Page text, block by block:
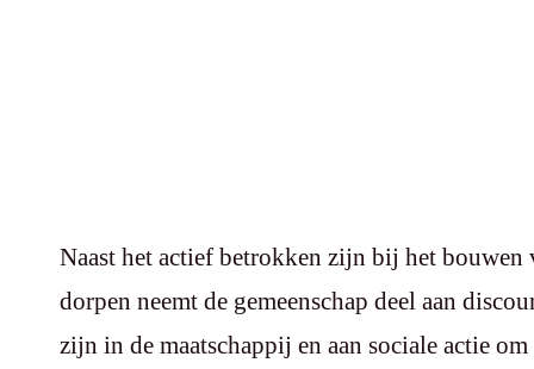
Naast het actief betrokken zijn bij het bouwen
dorpen neemt de gemeenschap deel aan
zijn in de maatschappij en aan sociale actie